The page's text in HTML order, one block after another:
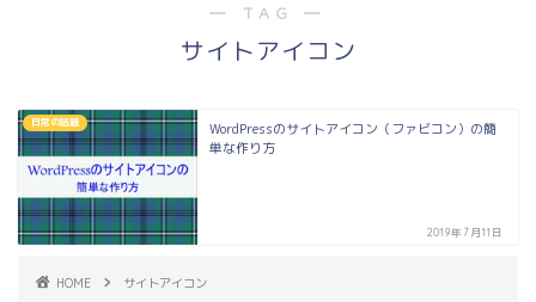
― TAG ―
サイトアイコン
日常の話題
WordPressのサイトアイコン（ファビコン）の簡
単な作り方
2019年7月11日
HOME サイトアイコン